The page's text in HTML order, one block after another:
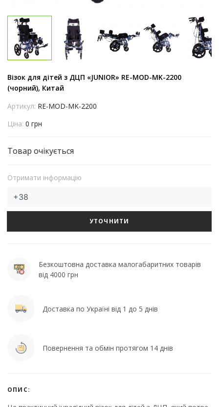
Візок для дітей з ДЦП «JUNIOR» RE-MOD-MK-2200
(чорний), Китай
Артикул: RE-MOD-MK-2200
Ціна: 0 грн
Товар очікується
Отримати інформацію
УТОЧНИТИ
Безкоштовна доставка малогабаритних товарів
від 4000 грн
Доставка по Україні від 1 до 5 днів
Повернення та обмін протягом 14 днів
ОПИС: